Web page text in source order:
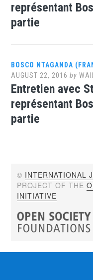
représentant
partie
BOSCO NTAGANDA
AUGUST 22, 2016 by
Entretien avec
représentant
partie
© INTERNATIONAL
PROJECT OF THE
INITIATIVE